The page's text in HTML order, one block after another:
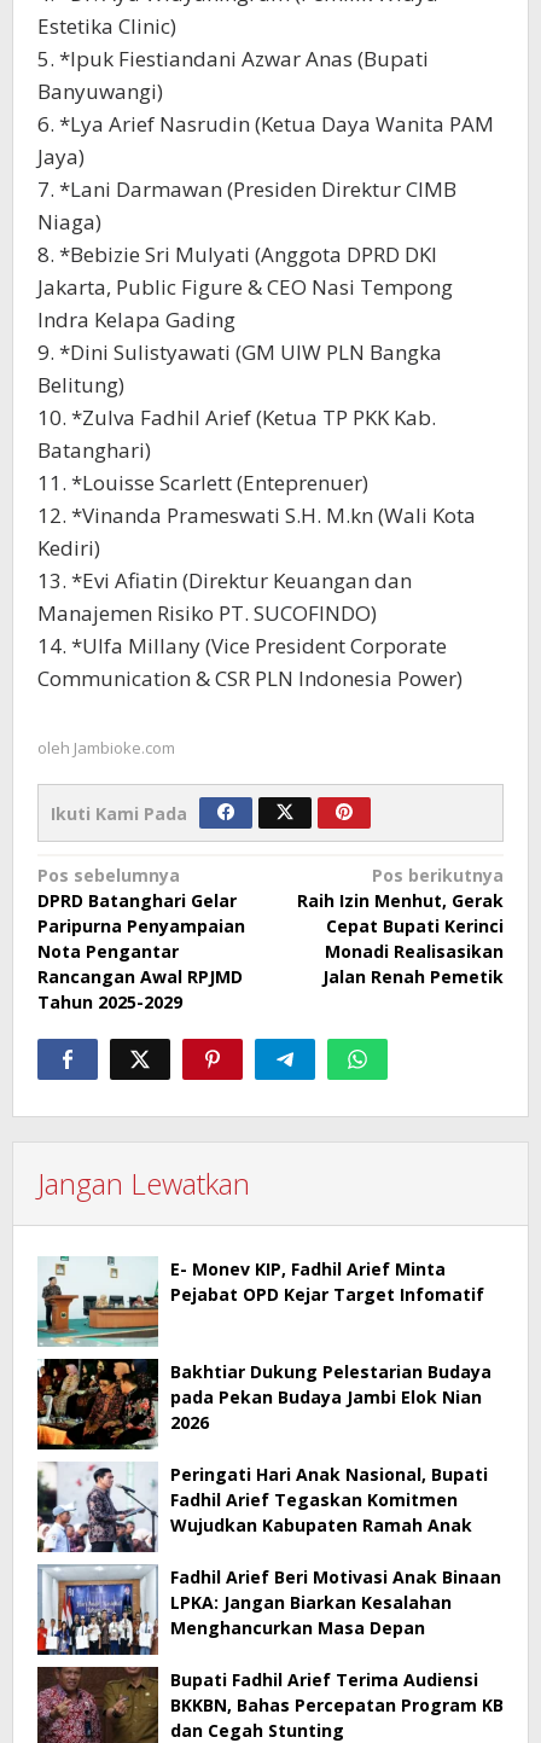
Estetika Clinic)
5. *Ipuk Fiestiandani Azwar Anas (Bupati
Banyuwangi)
6. *Lya Arief Nasrudin (Ketua Daya Wanita PAM
Jaya)
7. *Lani Darmawan (Presiden Direktur CIMB
Niaga)
8. *Bebizie Sri Mulyati (Anggota DPRD DKI
Jakarta, Public Figure & CEO Nasi Tempong
Indra Kelapa Gading
9. *Dini Sulistyawati (GM UIW PLN Bangka
Belitung)
10. *Zulva Fadhil Arief (Ketua TP PKK Kab.
Batanghari)
11. *Louisse Scarlett (Enteprenuer)
12. *Vinanda Prameswati S.H. M.kn (Wali Kota
Kediri)
13. *Evi Afiatin (Direktur Keuangan dan
Manajemen Risiko PT. SUCOFINDO)
14. *Ulfa Millany (Vice President Corporate
Communication & CSR PLN Indonesia Power)
oleh Jambioke.com
Ikuti Kami Pada
Navigasi
pos
Pos sebelumnya
DPRD Batanghari Gelar
Paripurna Penyampaian
Nota Pengantar
Rancangan Awal RPJMD
Tahun 2025-2029
Pos berikutnya
Raih Izin Menhut, Gerak
Cepat Bupati Kerinci
Monadi Realisasikan
Jalan Renah Pemetik
Jangan Lewatkan
E- Monev KIP, Fadhil Arief Minta
Pejabat OPD Kejar Target Infomatif
Bakhtiar Dukung Pelestarian Budaya
pada Pekan Budaya Jambi Elok Nian
2026
Peringati Hari Anak Nasional, Bupati
Fadhil Arief Tegaskan Komitmen
Wujudkan Kabupaten Ramah Anak
Fadhil Arief Beri Motivasi Anak Binaan
LPKA: Jangan Biarkan Kesalahan
Menghancurkan Masa Depan
Bupati Fadhil Arief Terima Audiensi
BKKBN, Bahas Percepatan Program KB
dan Cegah Stunting